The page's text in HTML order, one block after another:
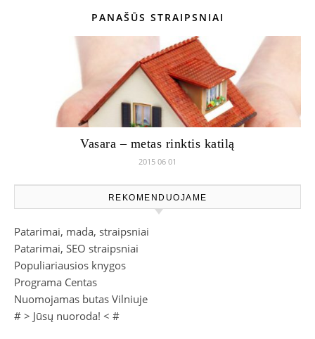
PANAŠŪS STRAIPSNIAI
Vasara – metas rinktis katilą
2015 06 01
REKOMENDUOJAME
Patarimai, mada, straipsniai
Patarimai, SEO straipsniai
Populiariausios knygos
Programa Centas
Nuomojamas butas Vilniuje
# > Jūsų nuoroda! < #